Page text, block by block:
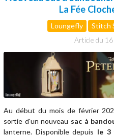
La Fée
Loungefly Stitch
Article du
Au début du mois de février
sortie d'un nouveau sac à
lanterne. Disponible depuis le 3